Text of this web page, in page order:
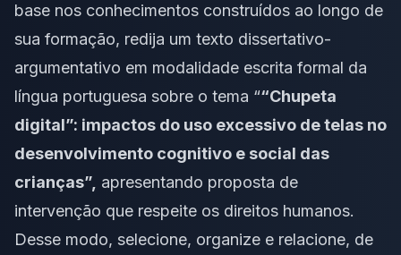
base nos conhecimentos construídos ao longo de
sua formação, redija um texto dissertativo-
argumentativo em modalidade escrita formal da
língua portuguesa sobre o tema ““Chupeta
digital”: impactos do uso excessivo de telas no
desenvolvimento cognitivo e social das
crianças”, apresentando proposta de
intervenção que respeite os direitos humanos.
Desse modo, selecione, organize e relacione, de